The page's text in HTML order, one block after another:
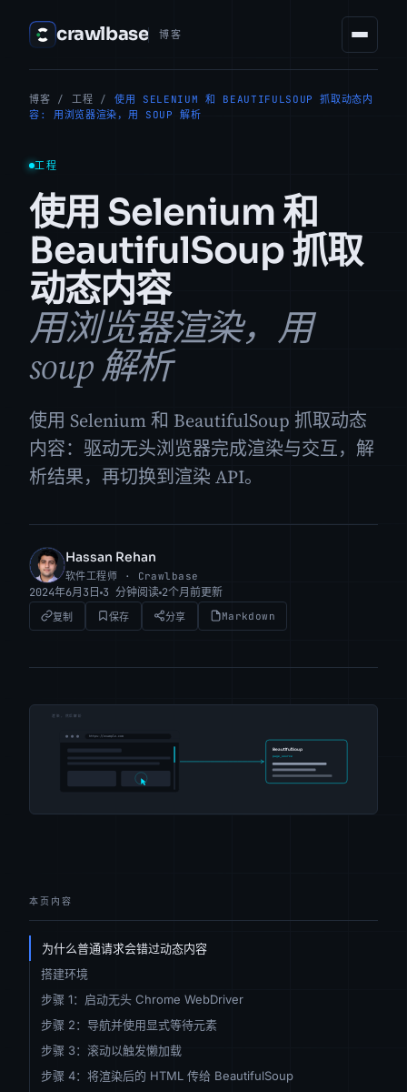
crawlbase 博客
博客 / 工程 /
使用 SELENIUM 和 BEAUTIFULSOUP 抓取动态内
容: 用浏览器渲染，用 SOUP 解析
工程
使用 Selenium 和
BeautifulSoup 抓取
动态内容
用浏览器渲染，用
soup 解析
使用 Selenium 和 BeautifulSoup 抓取动态
内容：驱动无头浏览器完成渲染与交互，解
析结果，再切换到渲染 API。
HR
Hassan Rehan
软件工程师 · Crawlbase
2024年6月3日 3 分钟阅读 2个月前更新
复制 保存 分享 Markdown
本页内容
为什么普通请求会错过动态内容
搭建环境
步骤 1：启动无头 Chrome WebDriver
步骤 2：导航并使用显式等待元素
步骤 3：滚动以触发懒加载
步骤 4：将渲染后的 HTML 传给 BeautifulSoup